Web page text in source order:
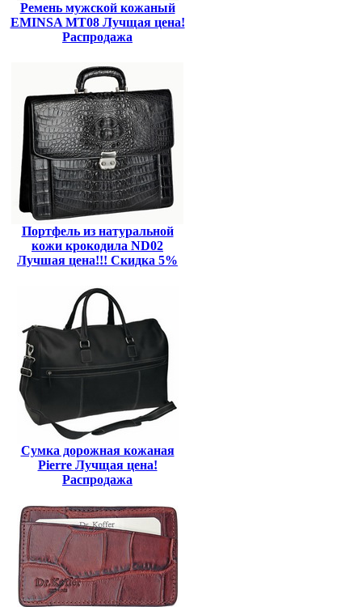
Ремень мужской кожаный
EMINSA MT08 Лучщая цена!
Распродажа
Портфель из натуральной
кожи крокодила ND02
Лучшая цена!!! Скидка 5%
Сумка дорожная кожаная
Pierre Лучщая цена!
Распродажа